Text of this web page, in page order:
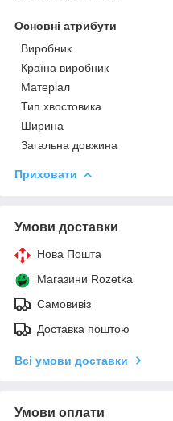
Основні атрибути
Виробник
Країна виробник
Матеріал
Тип хвостовика
Ширина
Загальна довжина
Приховати
Умови доставки
Нова Пошта
Магазини Rozetka
Самовивіз
Доставка поштою
Всі умови доставки
Умови оплати